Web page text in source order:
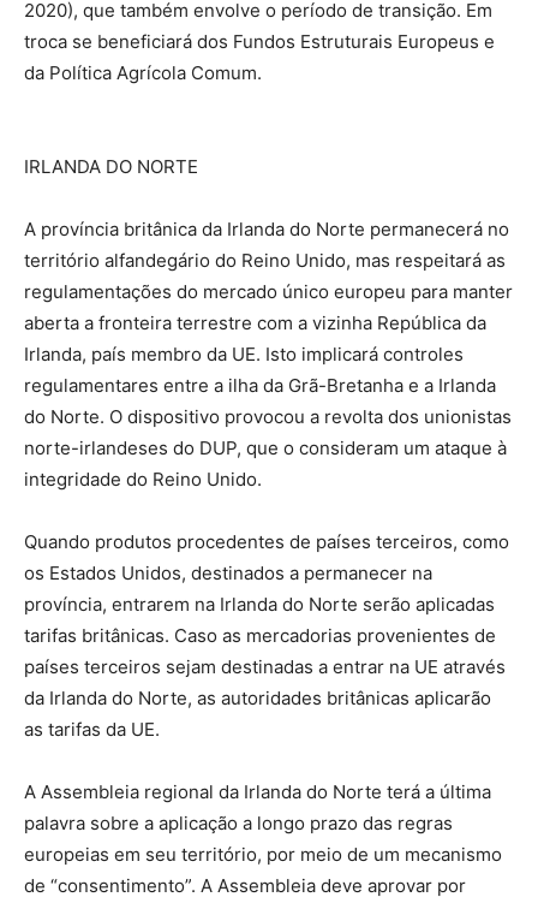
2020), que também envolve o período de transição. Em
troca se beneficiará dos Fundos Estruturais Europeus e
da Política Agrícola Comum.
IRLANDA DO NORTE
A província britânica da Irlanda do Norte permanecerá no
território alfandegário do Reino Unido, mas respeitará as
regulamentações do mercado único europeu para manter
aberta a fronteira terrestre com a vizinha República da
Irlanda, país membro da UE. Isto implicará controles
regulamentares entre a ilha da Grã-Bretanha e a Irlanda
do Norte. O dispositivo provocou a revolta dos unionistas
norte-irlandeses do DUP, que o consideram um ataque à
integridade do Reino Unido.
Quando produtos procedentes de países terceiros, como
os Estados Unidos, destinados a permanecer na
província, entrarem na Irlanda do Norte serão aplicadas
tarifas britânicas. Caso as mercadorias provenientes de
países terceiros sejam destinadas a entrar na UE através
da Irlanda do Norte, as autoridades britânicas aplicarão
as tarifas da UE.
A Assembleia regional da Irlanda do Norte terá a última
palavra sobre a aplicação a longo prazo das regras
europeias em seu território, por meio de um mecanismo
de “consentimento”. A Assembleia deve aprovar por